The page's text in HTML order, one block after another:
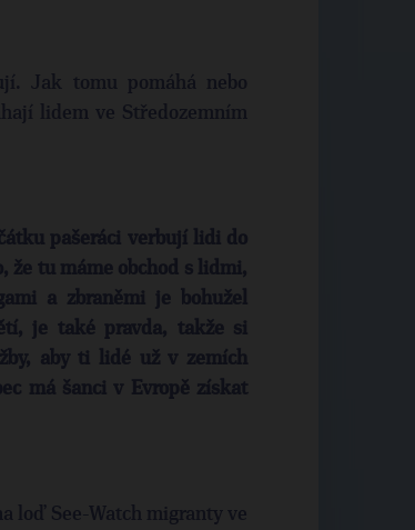
Jak tomu pomáhá nebo
lidem ve Středozemním
pašeráci verbují lidi do
že tu máme obchod s lidmi,
a zbraněmi je bohužel
je také pravda, takže si
aby ti lidé už v zemích
má šanci v Evropě získat
loď See-Watch migranty ve